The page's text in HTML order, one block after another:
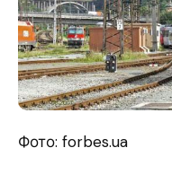
Фото: forbes.ua